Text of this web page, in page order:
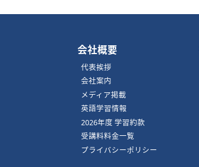
会社概要
代表挨拶
会社案内
メディア掲載
英語学習情報
2026年度 学習約款
受講料料金一覧
プライバシーポリシー